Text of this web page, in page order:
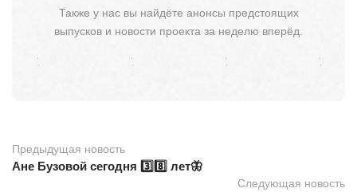
Также у нас вы найдёте анонсы предстоящих
выпусков и новости проекта за неделю вперёд.
Предыдущая новость
Ане Бузовой сегодня 3️⃣8️⃣ лет🦋
Следующая новость